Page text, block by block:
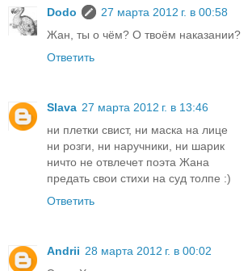
Dodo
27 марта 2012 г. в 00:58
Жан, ты о чём? О твоём наказании?
Ответить
Slava 27 марта 2012 г. в 13:46
ни плетки свист, ни маска на лице
ни розги, ни наручники, ни шарик
ничто не отвлечет поэта Жана
предать свои стихи на суд толпе :)
Ответить
Andrii 28 марта 2012 г. в 00:02